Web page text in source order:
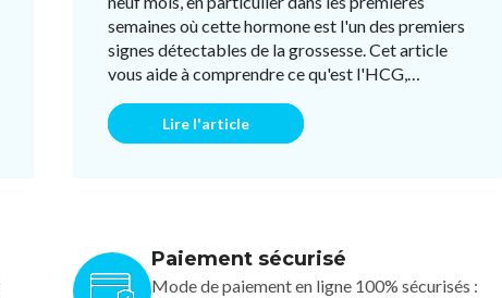
semaines où cette hormone est l'un des premiers
signes détectables de la grossesse. Cet article
vous aide à comprendre ce qu'est l'HCG,
Lire l'article
Paiement sécurisé
Mode de paiement en ligne 100% sécurisés :